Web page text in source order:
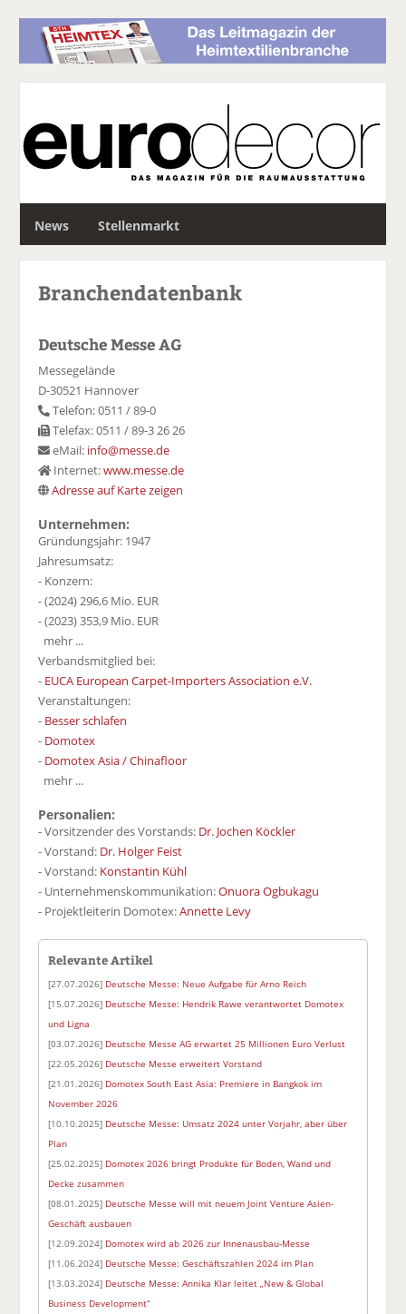
News Stellenmarkt
c
Branchendatenbank
Deutsche Messe AG
Messegelände
D-30521 Hannover
Telefon: 0511 / 89-0
Telefax: 0511 / 89-3 26 26
eMail: info@messe.de
Internet:www.messe.de
Adresse auf Karte zeigen
Unternehmen:
Gründungsjahr: 1947
Jahresumsatz:
- Konzern:
- (2024) 296,6 Mio. EUR
- (2023) 353,9 Mio. EUR
mehr ...
Verbandsmitglied bei:
- EUCA European Carpet-Importers Association e.V.
Veranstaltungen:
- Besser schlafen
- Domotex
- Domotex Asia / Chinafloor
mehr ...
Personalien:
- Vorsitzender des Vorstands: Dr. Jochen Köckler
- Vorstand: Dr. Holger Feist
- Vorstand: Konstantin Kühl
- Unternehmenskommunikation:Onuora Ogbukagu
- Projektleiterin Domotex:Annette Levy
Relevante Artikel
[27.07.2026] Deutsche Messe: Neue Aufgabe für Arno Reich
[15.07.2026] Deutsche Messe: Hendrik Rawe verantwortet Domotex
und Ligna
[03.07.2026] Deutsche Messe AG erwartet 25 Millionen Euro Verlust
[22.05.2026] Deutsche Messe erweitert Vorstand
[21.01.2026] Domotex South East Asia: Premiere in Bangkok im
November 2026
[10.10.2025] Deutsche Messe: Umsatz 2024 unter Vorjahr, aber über
Plan
[25.02.2025] Domotex 2026 bringt Produkte für Boden, Wand und
Decke zusammen
[08.01.2025] Deutsche Messe will mit neuem Joint Venture Asien-
Geschäft ausbauen
[12.09.2024] Domotex wird ab 2026 zur Innenausbau-Messe
[11.06.2024] Deutsche Messe: Geschäftszahlen 2024 im Plan
[13.03.2024] Deutsche Messe: Annika Klar leitet „New & Global
Business Development“